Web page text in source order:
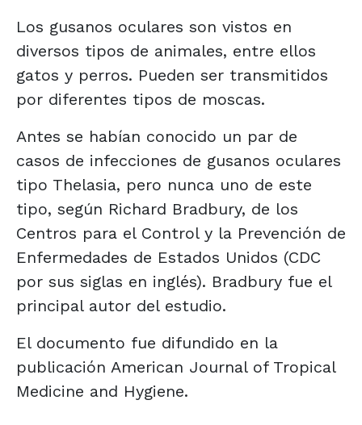
Los gusanos oculares son vistos en
diversos tipos de animales, entre ellos
gatos y perros. Pueden ser transmitidos
por diferentes tipos de moscas.
Antes se habían conocido un par de
casos de infecciones de gusanos oculares
tipo Thelasia, pero nunca uno de este
tipo, según Richard Bradbury, de los
Centros para el Control y la Prevención de
Enfermedades de Estados Unidos (CDC
por sus siglas en inglés). Bradbury fue el
principal autor del estudio.
El documento fue difundido en la
publicación American Journal of Tropical
Medicine and Hygiene.